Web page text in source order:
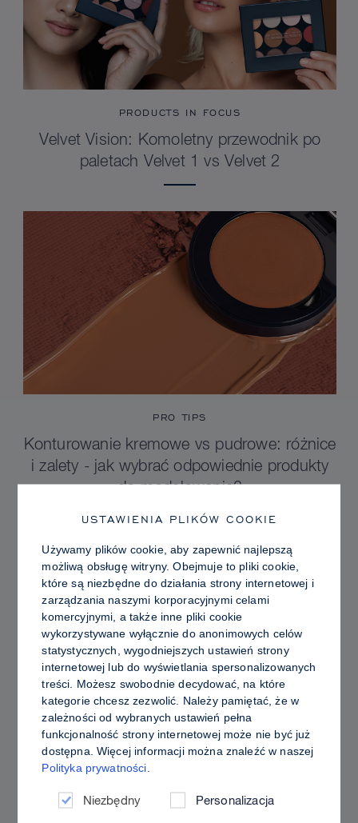
PRODUCTS IN FOCUS
Velvet Vision: Komoletny przewodnik po
paletach Velvet 1 vs Velvet 2
PRO TIPS
Konturowanie kremowe vs pudrowe: różnice
i zalety - jak wybrać odpowiednie produkty
do modelowania?
PRO TIPS
Promienna vs. Tłusta Skóra: Jak używać
Sculpt & Glow, aby uzyskać naturalny efekt i
kontrolowany blask?
USTAWIENIA PLIKÓW COOKIE
Używamy plików cookie, aby zapewnić najlepszą
możliwą obsługę witryny. Obejmuje to pliki cookie,
które są niezbędne do działania strony internetowej i
zarządzania naszymi korporacyjnymi celami
komercyjnymi, a także inne pliki cookie
wykorzystywane wyłącznie do anonimowych celów
statystycznych, wygodniejszych ustawień strony
internetowej lub do wyświetlania spersonalizowanych
treści. Możesz swobodnie decydować, na które
kategorie chcesz zezwolić. Należy pamiętać, że w
zależności od wybranych ustawień pełna
funkcjonalność strony internetowej może nie być już
dostępna. Więcej informacji można znaleźć w naszej
Polityka prywatności
Niezbędny Personalizacja